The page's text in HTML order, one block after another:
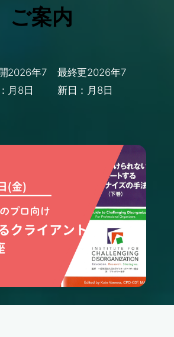
ご案内
2026年7
月8日
最終更
新日：
2026年7
月8日